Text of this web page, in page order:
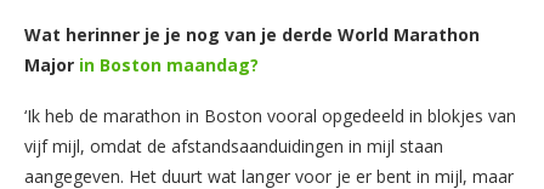
Wat herinner je je nog van je derde World Marathon
Major in Boston maandag?
‘Ik heb de marathon in Boston vooral opgedeeld in blokjes van
vijf mijl, omdat de afstandsaanduidingen in mijl staan
aangegeven. Het duurt wat langer voor je er bent in mijl, maar